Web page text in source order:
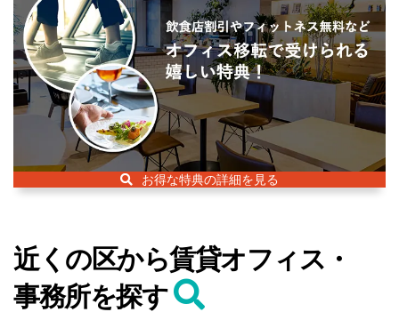
お得な特典の詳細を見る
近くの区から賃貸オフィス・
事務所を探す